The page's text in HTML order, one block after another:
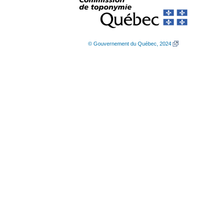
© Gouvernement du Québec, 2024